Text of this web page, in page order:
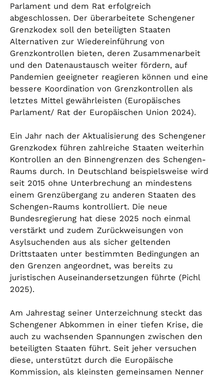
Parlament und dem Rat erfolgreich
abgeschlossen. Der überarbeitete Schengener
Grenzkodex soll den beteiligten Staaten
Alternativen zur Wiedereinführung von
Grenzkontrollen bieten, deren Zusammenarbeit
und den Datenaustausch weiter fördern, auf
Pandemien geeigneter reagieren können und eine
bessere Koordination von Grenzkontrollen als
letztes Mittel gewährleisten (Europäisches
Parlament/ Rat der Europäischen Union 2024).
Ein Jahr nach der Aktualisierung des Schengener
Grenzkodex führen zahlreiche Staaten weiterhin
Kontrollen an den Binnengrenzen des Schengen-
Raums durch. In Deutschland beispielsweise wird
seit 2015 ohne Unterbrechung an mindestens
einem Grenzübergang zu anderen Staaten des
Schengen-Raums kontrolliert. Die neue
Bundesregierung hat diese 2025 noch einmal
verstärkt und zudem Zurückweisungen von
Asylsuchenden aus als sicher geltenden
Drittstaaten unter bestimmten Bedingungen an
den Grenzen angeordnet, was bereits zu
juristischen Auseinandersetzungen führte (Pichl
2025).
Am Jahrestag seiner Unterzeichnung steckt das
Schengener Abkommen in einer tiefen Krise, die
auch zu wachsenden Spannungen zwischen den
beteiligten Staaten führt. Seit jeher versuchen
diese, unterstützt durch die Europäische
Kommission, als kleinsten gemeinsamen Nenner